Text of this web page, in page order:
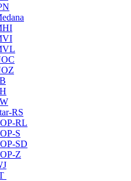
RS
RL
S
SD
Z